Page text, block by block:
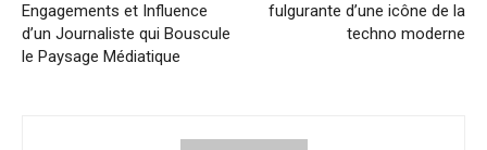
Engagements et Influence
d’un Journaliste qui Bouscule
le Paysage Médiatique
fulgurante d’une icône de la
techno moderne